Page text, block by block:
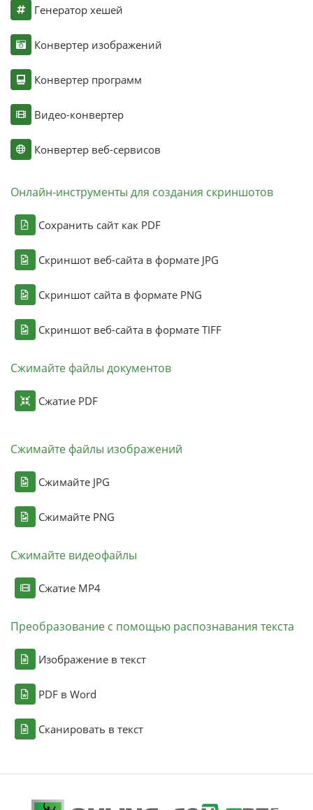
Генератор хешей
Конвертер изображений
Конвертер программ
Видео-конвертер
Конвертер веб-сервисов
Онлайн-инструменты для создания скриншотов
Сохранить сайт как PDF
Скриншот веб-сайта в формате JPG
Скриншот сайта в формате PNG
Скриншот веб-сайта в формате TIFF
Сжимайте файлы документов
Сжатие PDF
Сжимайте файлы изображений
Сжимайте JPG
Сжимайте PNG
Сжимайте видеофайлы
Сжатие MP4
Преобразование с помощью распознавания текста
Изображение в текст
PDF в Word
Сканировать в текст